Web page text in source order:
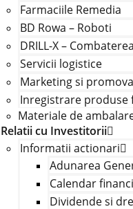
Farmaciile Remedia
BD Rowa – Roboti
DRILL-X –
Servicii logistice
Marketing si
Inregistrare produse
Materiale de
Relatii cu Investitorii
Informatii actionari
Adunarea
Calendar
Dividende si